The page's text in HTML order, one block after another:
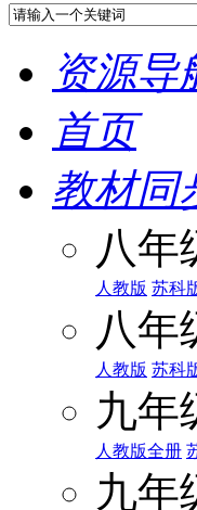
资源导
首页
教材同
八年
人教版 苏科
八年
人教版 苏科
九年
人教版全册
九年